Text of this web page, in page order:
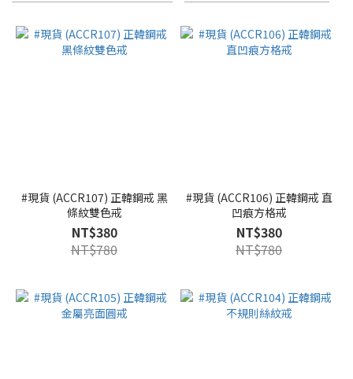
#現貨 (ACCR107) 正韓鋼戒 黑
條紋雙色戒
NT$380
NT$780
#現貨 (ACCR106) 正韓鋼戒 直
凹痕方格戒
NT$380
NT$780